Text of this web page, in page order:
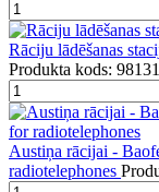
Rāciju lādēšanas
Produkta kods: 98131
Austiņa rācijai -
radiotelephones